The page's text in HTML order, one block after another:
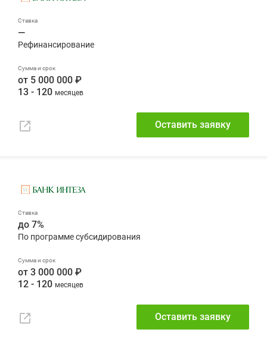
—
от 5 000 000 ₽
13 - 120
Оставить заявку
до 7%
от 3 000 000 ₽
12 - 120
Оставить заявку